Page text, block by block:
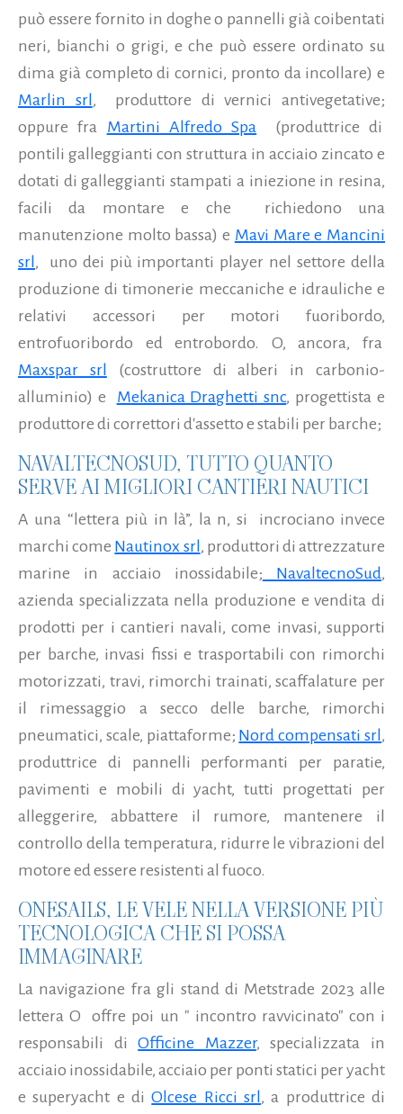
può essere fornito in doghe o pannelli già coibentati
neri, bianchi o grigi, e che può essere ordinato su
dima già completo di cornici, pronto da incollare) e
Marlin srl , produttore di vernici antivegetative;
oppure fra Martini Alfredo Spa (produttrice di
pontili galleggianti con struttura in acciaio zincato e
dotati di galleggianti stampati a iniezione in resina,
facili da montare e che richiedono una
manutenzione molto bassa) e Mavi Mare e Mancini
srl , uno dei più importanti player nel settore della
produzione di timonerie meccaniche e idrauliche e
relativi accessori per motori fuoribordo,
entrofuoribordo ed entrobordo. O, ancora, fra
Maxspar srl
(costruttore di alberi in carbonio-
alluminio) e Mekanica Draghetti snc, progettista e
produttore di correttori d'assetto e stabili per barche;
NAVALTECNOSUD, TUTTO QUANTO
SERVE AI MIGLIORI CANTIERI NAUTICI
A una “lettera più in là”, la n, si incrociano invece
marchi come Nautinox srl , produttori di attrezzature
marine in acciaio inossidabile; NavaltecnoSud,
azienda specializzata nella produzione e vendita di
prodotti per i cantieri navali, come invasi, supporti
per barche, invasi fissi e trasportabili con rimorchi
motorizzati, travi, rimorchi trainati, scaffalature per
il rimessaggio a secco delle barche, rimorchi
pneumatici, scale, piattaforme; Nord compensati srl ,
produttrice di pannelli performanti per paratie,
pavimenti e mobili di yacht, tutti progettati per
alleggerire, abbattere il rumore, mantenere il
controllo della temperatura, ridurre le vibrazioni del
motore ed essere resistenti al fuoco.
ONESAILS, LE VELE NELLA VERSIONE PIÙ
TECNOLOGICA CHE SI POSSA
IMMAGINARE
La navigazione fra gli stand di Metstrade 2023 alle
lettera O offre poi un " incontro ravvicinato" con i
responsabili diOfficine Mazzer, specializzata in
acciaio inossidabile, acciaio per ponti statici per yacht
e superyacht e diOlcese Ricci srl , a produttrice di